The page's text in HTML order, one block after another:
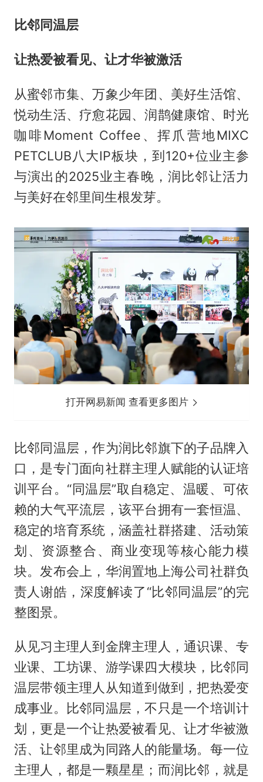
比邻同温层
让热爱被看见、让才华被激活
从蜜邻市集、万象少年团、美好生活馆、
悦动生活、疗愈花园、润鹊健康馆、时光
咖啡Moment Coffee、挥爪营地MIXC
PETCLUB八大IP板块，到120+位业主参
与演出的2025业主春晚，润比邻让活力
与美好在邻里间生根发芽。
打开网易新闻 查看更多图片
比邻同温层，作为润比邻旗下的子品牌入
口，是专门面向社群主理人赋能的认证培
训平台。“同温层”取自稳定、温暖、可依
赖的大气平流层，该平台拥有一套恒温、
稳定的培育系统，涵盖社群搭建、活动策
划、资源整合、商业变现等核心能力模
块。发布会上，华润置地上海公司社群负
责人谢皓，深度解读了“比邻同温层”的完
整图景。
从见习主理人到金牌主理人，通识课、专
业课、工坊课、游学课四大模块，比邻同
温层带领主理人从知道到做到，把热爱变
成事业。比邻同温层，不只是一个培训计
划，更是一个让热爱被看见、让才华被激
活、让邻里成为同路人的能量场。每一位
主理人，都是一颗星星；而润比邻，就是